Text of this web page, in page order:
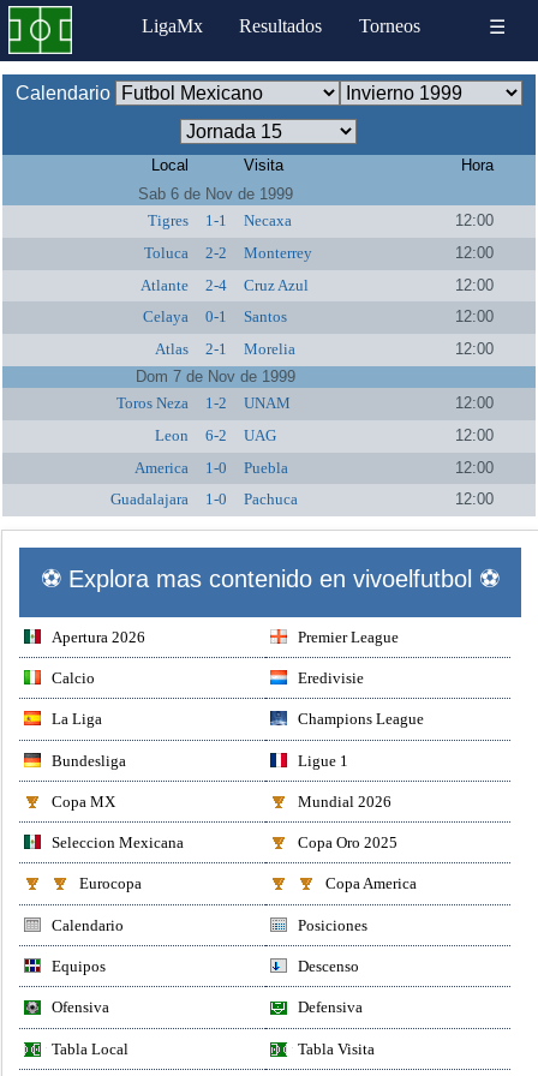
LigaMx Resultados Torneos ☰
Calendario
Local Visita
Hora
Sab 6 de Nov de 1999
Tigres
1-1 Necaxa
12:00
Toluca
2-2 Monterrey
12:00
Atlante
2-4 Cruz Azul
12:00
Celaya
0-1 Santos
12:00
Atlas
2-1 Morelia
12:00
Dom 7 de Nov de 1999
Toros Neza
1-2 UNAM
12:00
Leon
6-2 UAG
12:00
America
1-0 Puebla
12:00
Guadalajara
1-0 Pachuca 12:00
⚽ Explora mas contenido en vivoelfutbol ⚽
Apertura 2026 Premier League
Calcio Eredivisie
La Liga Champions League
Bundesliga Ligue 1
Copa MX Mundial 2026
Seleccion Mexicana Copa Oro 2025
Eurocopa Copa America
Calendario Posiciones
Equipos Descenso
Ofensiva Defensiva
Tabla Local Tabla Visita